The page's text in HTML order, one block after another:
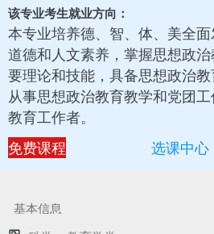
该专业考生就业方向：
本专业培养德、智、体、美全
道德和人文素养，掌握思想政
要理论和技能，具备思想政治教
从事思想政治教育教学和党团
教育工作者。
免费课程
选课中心
基本信息